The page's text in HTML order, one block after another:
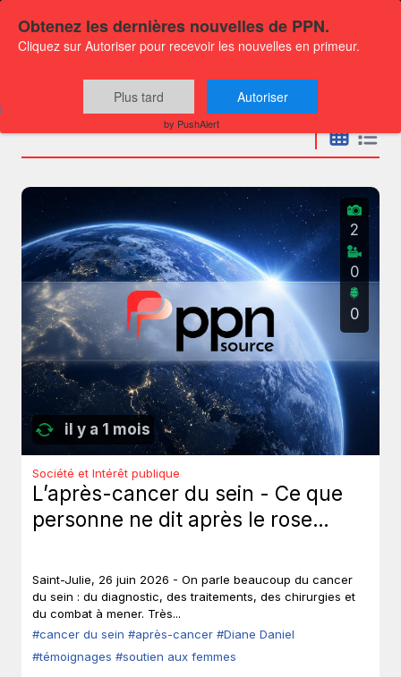
Communiqués
il y a 1 mois
2
0
0
Société et Intérêt publique
L’après-cancer du sein - Ce que
personne ne dit après le rose…
Saint-Julie, 26 juin 2026 - On parle beaucoup du cancer
du sein : du diagnostic, des traitements, des chirurgies et
du combat à mener. Très...
#cancer du sein #après-cancer #Diane Daniel
#témoignages #soutien aux femmes
Obtenez les dernières nouvelles de PPN.
Cliquez sur Autoriser pour recevoir les nouvelles en primeur.
Plus tard Autoriser
by PushAlert